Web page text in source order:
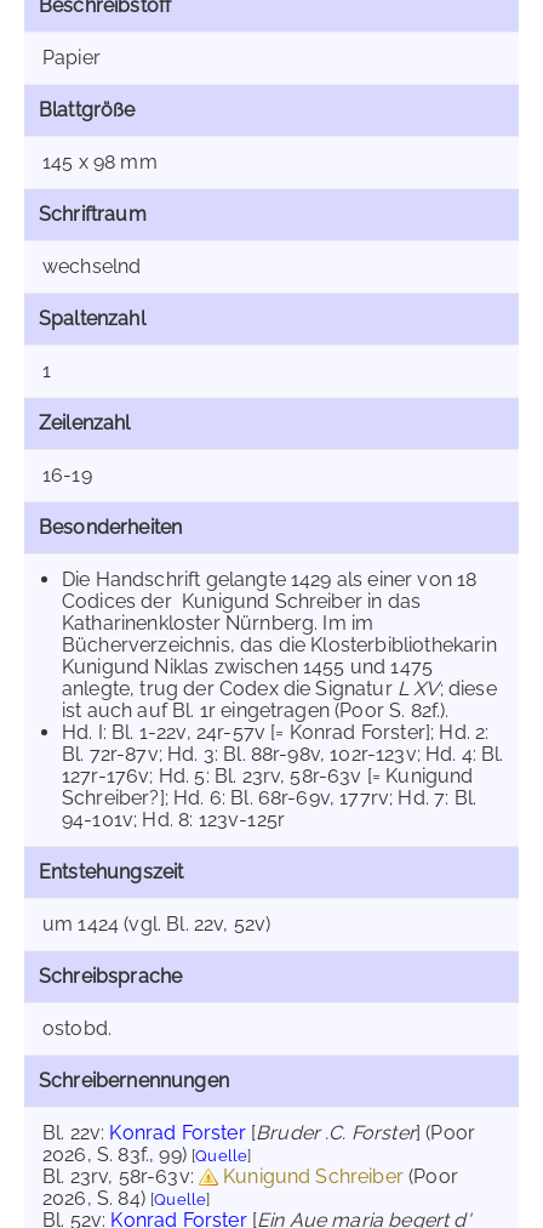
Beschreibstoff
Papier
Blattgröße
145 x 98 mm
Schriftraum
wechselnd
Spaltenzahl
1
Zeilenzahl
16-19
Besonderheiten
Die Handschrift gelangte 1429 als einer von 18
Codices der Kunigund Schreiber in das
Katharinenkloster Nürnberg. Im im
Bücherverzeichnis, das die Klosterbibliothekarin
Kunigund Niklas zwischen 1455 und 1475
anlegte, trug der Codex die Signatur L XV; diese
ist auch auf Bl. 1r eingetragen (Poor S. 82f.).
Hd. I: Bl. 1-22v, 24r-57v [= Konrad Forster]; Hd. 2:
Bl. 72r-87v; Hd. 3: Bl. 88r-98v, 102r-123v; Hd. 4: Bl.
127r-176v; Hd. 5: Bl. 23rv, 58r-63v [= Kunigund
Schreiber?]; Hd. 6: Bl. 68r-69v, 177rv; Hd. 7: Bl.
94-101v; Hd. 8: 123v-125r
Entstehungszeit
um 1424 (vgl. Bl. 22v, 52v)
Schreibsprache
ostobd.
Schreibernennungen
Bl. 22v: Konrad Forster[Bruder .C. Forster] (Poor
2026, S. 83f., 99) [Quelle]
Bl. 23rv, 58r-63v: Kunigund Schreiber(Poor
2026, S. 84) [Quelle]
Bl. 52v: Konrad Forster[Ein Aue maria begert d'